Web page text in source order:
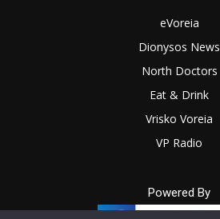
eVoreia
Dionysos News
North Doctors
Eat & Drink
Vrisko Voreia
VP Radio
Powered By